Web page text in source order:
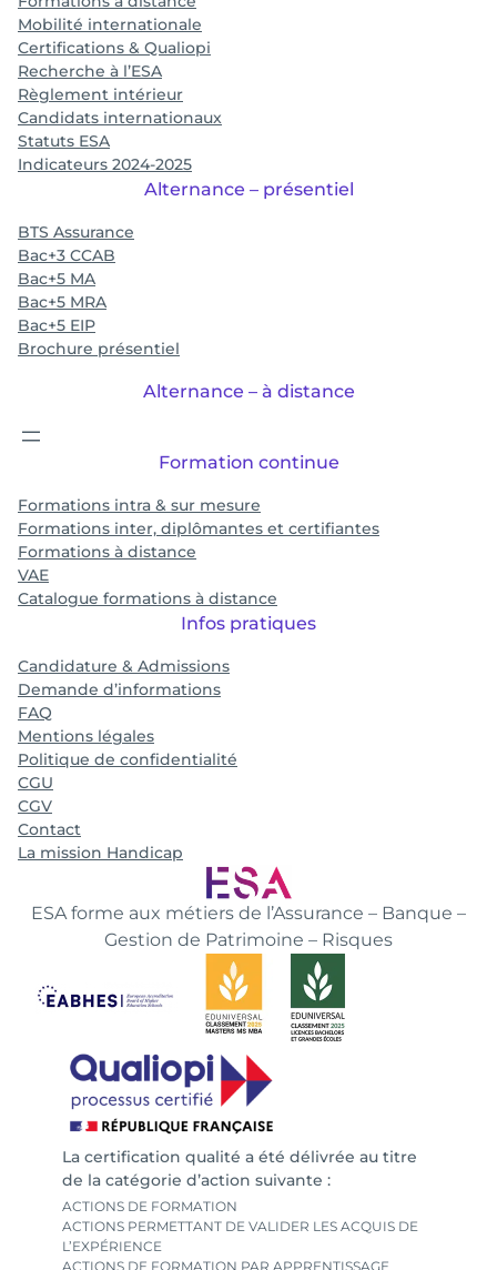
ESA forme aux métiers de l’Assurance – Banque –
Gestion de Patrimoine – Risques
La certification qualité a été délivrée au titre
de la catégorie d’action suivante :
ACTIONS DE FORMATION
ACTIONS PERMETTANT DE VALIDER LES ACQUIS DE
L’EXPÉRIENCE
ACTIONS DE FORMATION PAR APPRENTISSAGE
Mobilité internationale
Certifications & Qualiopi
Recherche à l’ESA
Règlement intérieur
Candidats internationaux
Statuts ESA
Indicateurs 2024-2025
Alternance – présentiel
BTS Assurance
Bac+3 CCAB
Bac+5 MA
Bac+5 MRA
Bac+5 EIP
Brochure présentiel
Alternance – à distance
Formation continue
Formations intra & sur mesure
Formations inter, diplômantes et certifiantes
Formations à distance
VAE
Catalogue formations à distance
Infos pratiques
Candidature & Admissions
Demande d’informations
FAQ
Mentions légales
Politique de confidentialité
CGU
CGV
Contact
La mission Handicap